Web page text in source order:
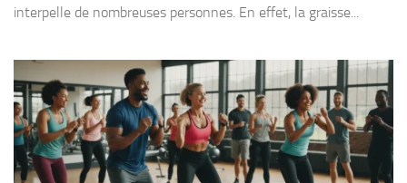
interpelle de nombreuses personnes. En effet, la graisse...